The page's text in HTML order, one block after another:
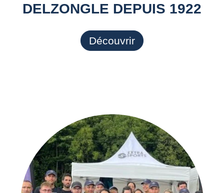
DELZONGLE DEPUIS 1922
Découvrir